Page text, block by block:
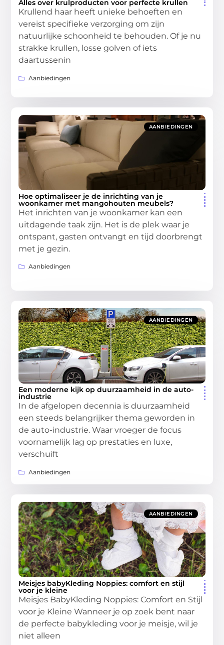
Alles over krulproducten voor perfecte krullen
Krullend haar heeft unieke behoeften en
vereist specifieke verzorging om zijn
natuurlijke schoonheid te behouden. Of je nu
strakke krullen, losse golven of iets
daartussenin
Aanbiedingen
AANBIEDINGEN
Hoe optimaliseer je de inrichting van je
woonkamer met mangohouten meubels?
Het inrichten van je woonkamer kan een
uitdagende taak zijn. Het is de plek waar je
ontspant, gasten ontvangt en tijd doorbrengt
met je gezin.
Aanbiedingen
AANBIEDINGEN
Een moderne kijk op duurzaamheid in de auto-
industrie
In de afgelopen decennia is duurzaamheid
een steeds belangrijker thema geworden in
de auto-industrie. Waar vroeger de focus
voornamelijk lag op prestaties en luxe,
verschuift
Aanbiedingen
AANBIEDINGEN
Meisjes babyKleding Noppies: comfort en stijl
voor je kleine
Meisjes BabyKleding Noppies: Comfort en Stijl
voor je Kleine Wanneer je op zoek bent naar
de perfecte babykleding voor je meisje, wil je
niet alleen